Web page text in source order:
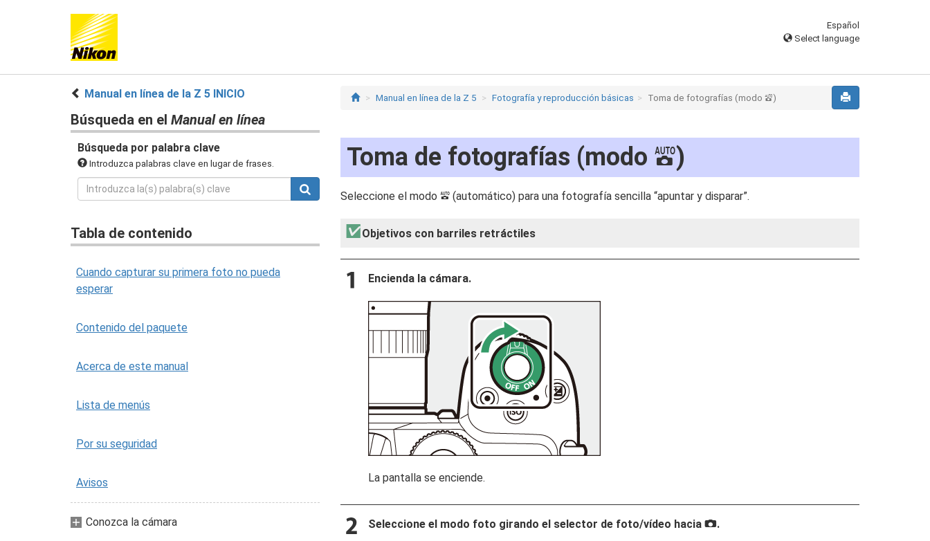
Español
Select language
Manual en línea de la Z 5 INICIO
Búsqueda en el Manual en línea
Búsqueda por palabra clave
Introduzca palabras clave en lugar de frases.
Tabla de contenido
Cuando capturar su primera foto no pueda
esperar
Contenido del paquete
Acerca de este manual
Lista de menús
Por su seguridad
Avisos
Conozca la cámara
Manual en línea de la Z 5 Fotografía y reproducción básicas Toma de fotografías (modo b)
Toma de fotografías (modo b)
Seleccione el modo b (automático) para una fotografía sencilla “apuntar y disparar”.
Objetivos con barriles retráctiles
Encienda la cámara.
La pantalla se enciende.
Seleccione el modo foto girando el selector de foto/vídeo hacia C.